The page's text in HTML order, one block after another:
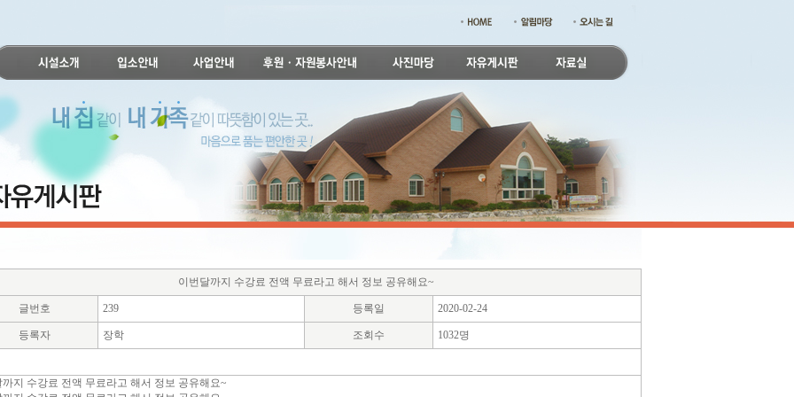
이번달까지 수강료 전액 무료라고 해서 정보 공유해요~
글번호 239 등록일 2020-02-24
등록자 장학 조회수 1032명
지 수강료 전액 무료라고 해서 정보 공유해요~